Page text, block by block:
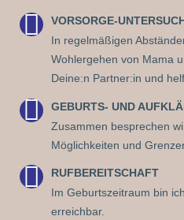
VORSORGE-
In regelmäßigen
Wohlergehen von Mama
Deine:n Partner:in und
GEBURTS- UND
Zusammen besprechen
Möglichkeiten und
RUFBEREITSCHAFT
Im Geburtszeitraum bin
erreichbar.